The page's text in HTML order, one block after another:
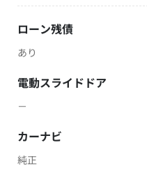
ローン残債
あり
電動スライドドア
－
カーナビ
純正